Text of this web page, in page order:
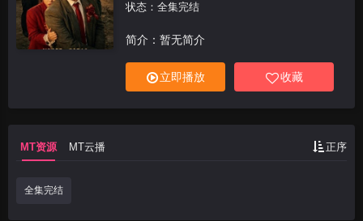
状态：全集完结
简介：暂无简介
立即播放 收藏
MT资源 MT云播 正序
全集完结